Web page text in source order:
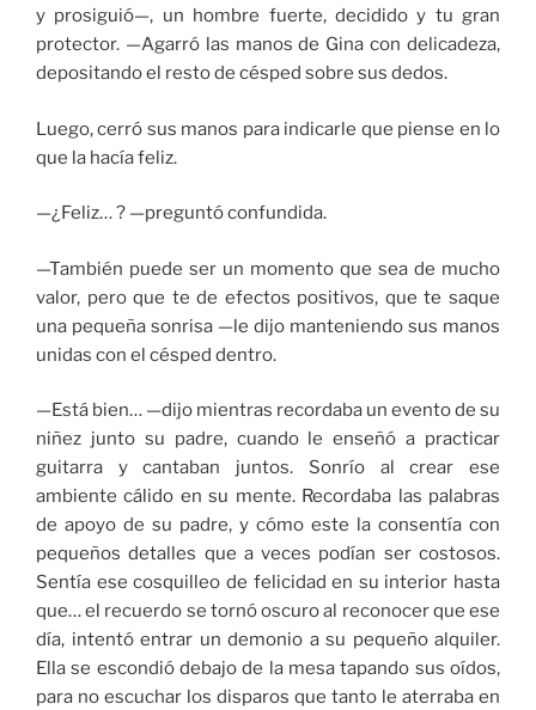
y prosiguió—, un hombre fuerte, decidido y tu gran
protector. —Agarró las manos de Gina con delicadeza,
depositando el resto de césped sobre sus dedos.
Luego, cerró sus manos para indicarle que piense en lo
que la hacía feliz.
—¿Feliz… ? —preguntó confundida.
—También puede ser un momento que sea de mucho
valor, pero que te de efectos positivos, que te saque
una pequeña sonrisa —le dijo manteniendo sus manos
unidas con el césped dentro.
—Está bien… —dijo mientras recordaba un evento de su
niñez junto su padre, cuando le enseñó a practicar
guitarra y cantaban juntos. Sonrío al crear ese
ambiente cálido en su mente. Recordaba las palabras
de apoyo de su padre, y cómo este la consentía con
pequeños detalles que a veces podían ser costosos.
Sentía ese cosquilleo de felicidad en su interior hasta
que… el recuerdo se tornó oscuro al reconocer que ese
día, intentó entrar un demonio a su pequeño alquiler.
Ella se escondió debajo de la mesa tapando sus oídos,
para no escuchar los disparos que tanto le aterraba en